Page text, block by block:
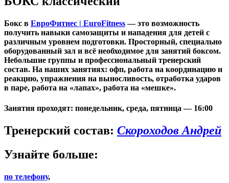
Бокс в ЕвроФитнес | EuroFitness— это возможность
получить навыки самозащиты и нападения для детей с
различным уровнем подготовки. Просторный, специально
оборудованный зал и всё необходимое для занятий боксом.
Небольшие группы и профессиональный тренерский
состав. На наших занятиях: офп, работа на координацию и
реакцию, упражнения на выносливость, отработка ударов
в паре, работа на «лапах», работа на «мешке».
Занятия проходят: понедельник, среда, пятница — 16:00
Тренерский состав: Скороходов Андрей
Узнайте больше:
по телефону,